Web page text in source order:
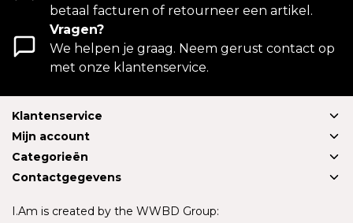
betaal facturen of retourneer een artikel.
Vragen?
We helpen je graag. Neem gerust contact op
met onze klantenservice.
Klantenservice
Mijn account
Categorieën
Contactgegevens
I.Am is created by the WWBD Group: